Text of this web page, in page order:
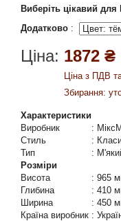
Виберіть цікавий
Додатково :
Ціна: 1872 ₴
Ціна з ПДВ
Збирання:
Характеристики
Виробник
:
Стиль
:
Тип
:
Розміри
Висота
: 965
Глибина
: 410
Ширина
: 450
Країна виробник :